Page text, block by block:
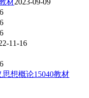
11-16
想概论15040教材